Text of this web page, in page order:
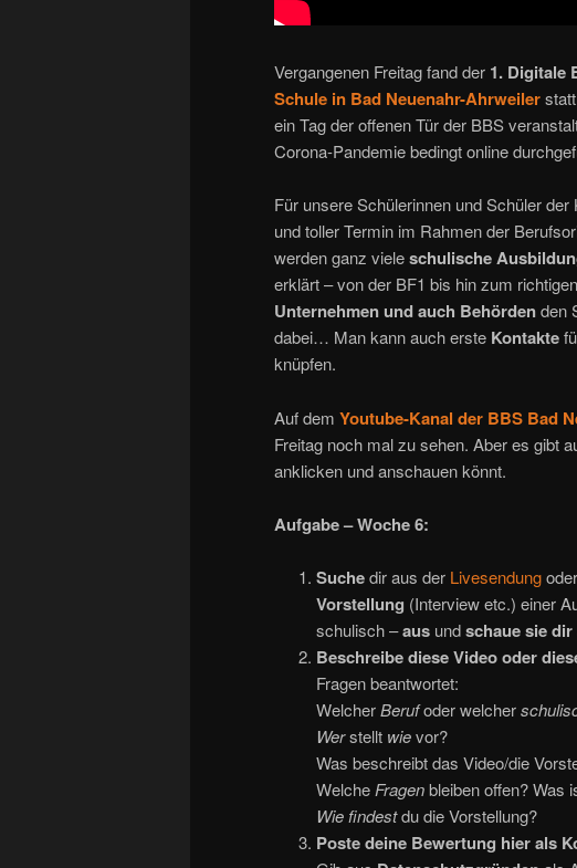
Vergangenen Freitag fand der 1. Digitale
Schule in Bad Neuenahr-Ahrweiler
ein Tag der offenen Tür der BBS
Corona-Pandemie bedingt online
Für unsere Schülerinnen und Schüler
und toller Termin im Rahmen der
werden ganz vieleschulische
erklärt – von der BF1 bis hin zum
Unternehmen und auch Behördenden
dabei… Man kann auch erste Kontakte
knüpfen.
Auf dem Youtube-Kanal der BBS Bad
Freitag noch mal zu sehen. Aber es gibt
anklicken und anschauen könnt.
Aufgabe – Woche 6:
Suchedir aus der Livesendung
Vorstellung (Interview etc.) einer
schulisch –ausundschaue sie dir
Beschreibe diese Video oder
Fragen beantwortet:
WelcherBerufoder welcher
Werstellt wievor?
Was beschreibt das Video/die
WelcheFragenbleiben offen? Was
Wie findestdu die Vorstellung?
Poste deine Bewertung hier als